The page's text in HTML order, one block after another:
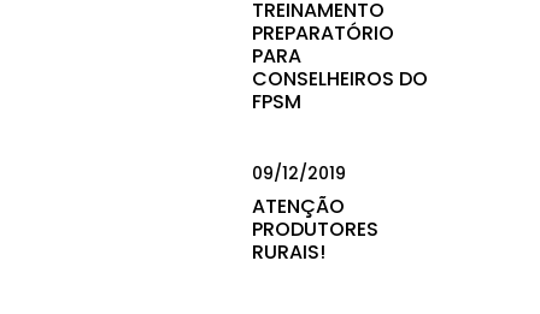
TREINAMENTO
PREPARATÓRIO
PARA
CONSELHEIROS DO
FPSM
09/12/2019
ATENÇÃO
PRODUTORES
RURAIS!